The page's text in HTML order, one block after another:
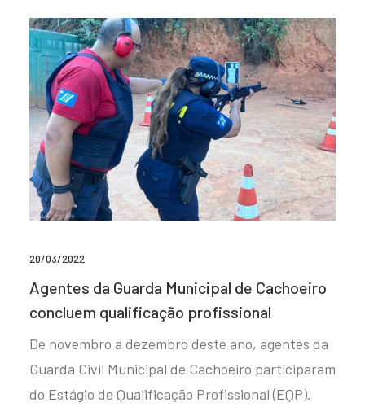
20/03/2022
Agentes da Guarda Municipal de Cachoeiro
concluem qualificação profissional
De novembro a dezembro deste ano, agentes da
Guarda Civil Municipal de Cachoeiro participaram
do Estágio de Qualificação Profissional (EQP).